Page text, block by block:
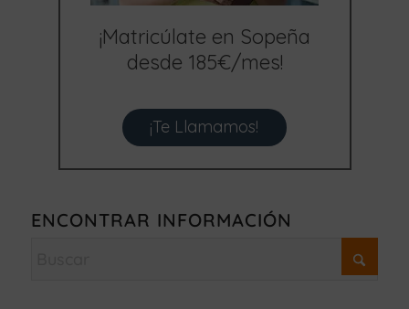
¡Matricúlate en Sopeña
desde 185€/mes!
¡Te Llamamos!
ENCONTRAR INFORMACIÓN